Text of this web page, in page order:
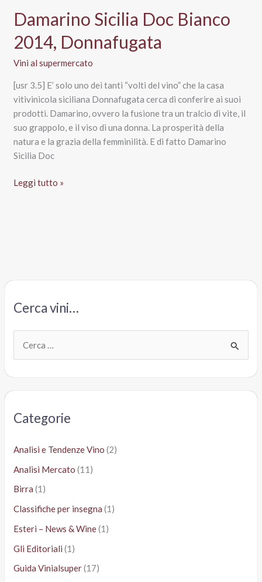
Damarino Sicilia Doc Bianco
2014, Donnafugata
Vini al supermercato
[usr 3.5] E’ solo uno dei tanti “volti del vino” che la casa
vitivinicola siciliana Donnafugata cerca di conferire ai suoi
prodotti. Damarino, ovvero la fusione tra un tralcio di vite, il
suo grappolo, e il viso di una donna. La prosperità della
natura e la grazia della femminilità. E di fatto Damarino
Sicilia Doc
Damarino
Leggi tutto »
Cerca vini…
Categorie
Analisi e Tendenze Vino (2)
Analisi Mercato (11)
Birra (1)
Classifiche per insegna (1)
Esteri – News & Wine(1)
Gli Editoriali (1)
Guida Vinialsuper(17)